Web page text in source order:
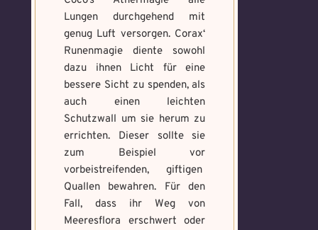
Lungen durchgehend mit
genug Luft versorgen. Corax‘
Runenmagie diente sowohl
dazu ihnen Licht für eine
bessere Sicht zu spenden, als
auch einen leichten
Schutzwall um sie herum zu
errichten. Dieser sollte sie
zum Beispiel vor
vorbeistreifenden, giftigen
Quallen bewahren. Für den
Fall, dass ihr Weg von
Meeresflora erschwert oder